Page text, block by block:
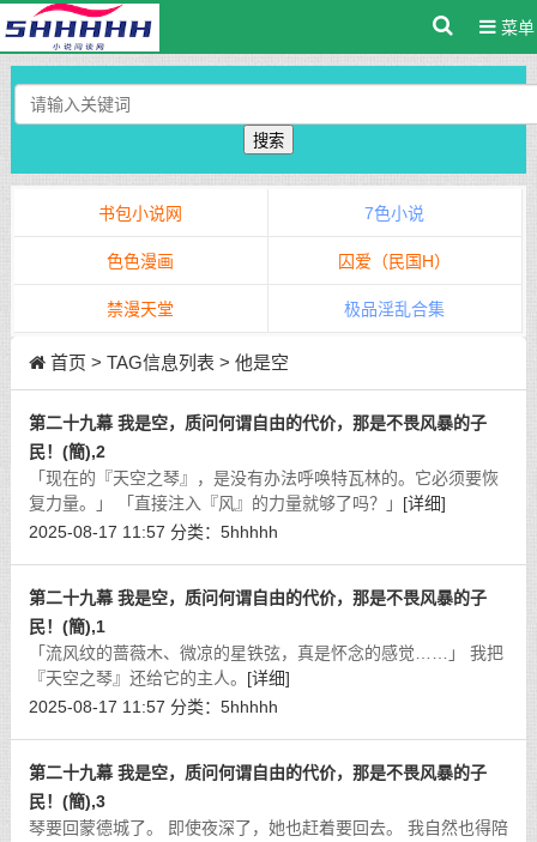
菜单
搜索
书包小说网 7色小说
色色漫画 囚爱（民国H）
禁漫天堂 极品淫乱合集
首页 > TAG信息列表 > 他是空
第二十九幕 我是空，质问何谓自由的代价，那是不畏风暴的子
民！(簡),2
「现在的『天空之琴』，是没有办法呼唤特瓦林的。它必须要恢
复力量。」 「直接注入『风』的力量就够了吗？」 [详细]
2025-08-17 11:57 分类： 5hhhhh
第二十九幕 我是空，质问何谓自由的代价，那是不畏风暴的子
民！(簡),1
「流风纹的蔷薇木、微凉的星铁弦，真是怀念的感觉……」 我把
『天空之琴』还给它的主人。 [详细]
2025-08-17 11:57 分类： 5hhhhh
第二十九幕 我是空，质问何谓自由的代价，那是不畏风暴的子
民！(簡),3
琴要回蒙德城了。 即使夜深了，她也赶着要回去。 我自然也得陪